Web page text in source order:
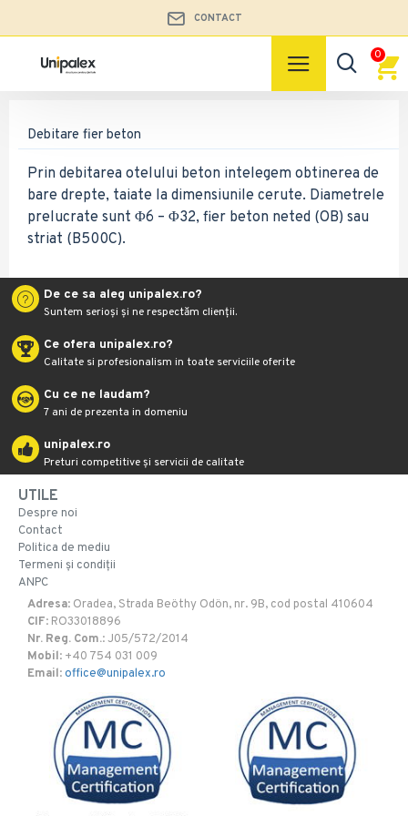
CONTACT
0
Debitare fier beton
Prin debitarea otelului beton intelegem obtinerea de
bare drepte, taiate la dimensiunile cerute. Diametrele
prelucrate sunt Φ6 – Φ32, fier beton neted (OB) sau
striat (B500C).
De ce sa aleg unipalex.ro?
Suntem serioși și ne respectăm clienții.
Ce ofera unipalex.ro?
Calitate si profesionalism in toate serviciile oferite
Cu ce ne laudam?
7 ani de prezenta in domeniu
unipalex.ro
Preturi competitive și servicii de calitate
UTILE
Despre noi
Contact
Politica de mediu
Termeni și condiții
ANPC
Adresa: Oradea, Strada Beöthy Odön, nr. 9B, cod postal 410604
CIF: RO33018896
Nr. Reg. Com.: J05/572/2014
Mobil: +40 754 031 009
Email:office@unipalex.ro